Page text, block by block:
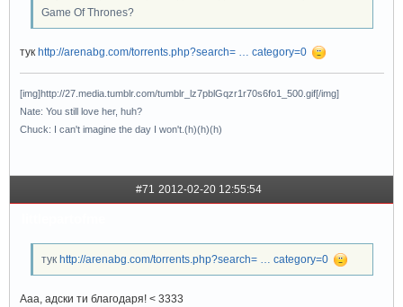
Game Of Thrones?
тук http://arenabg.com/torrents.php?search= … category=0
[img]http://27.media.tumblr.com/tumblr_lz7pblGqzr1r70s6fo1_500.gif[/img]
Nate: You still love her, huh?
Chuck: I can't imagine the day I won't.(h)(h)(h)
#71 2012-02-20 12:55:54
тук http://arenabg.com/torrents.php?search= … category=0
Ааа, адски ти благодаря! < 3333